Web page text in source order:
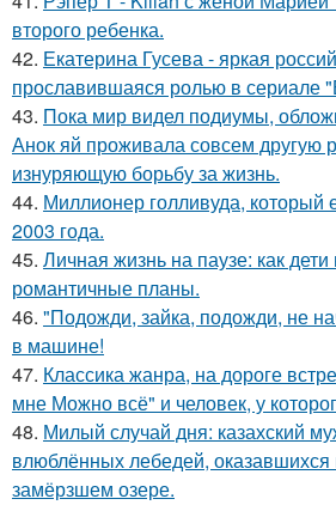
второго ребенка.
42. Екатерина Гусева - яркая
прославившаяся ролью в сериале
43. Пока мир видел подиумы,
Анок яй проживала совсем другую
изнуряющую борьбу за жизнь.
44. Миллионер голливуда, который
2003 года.
45. Личная жизнь на паузе: как
романтичные планы.
46. "Подожди, зайка, подожди, не
в машине!
47. Классика жанра, на дороге
мне Можно всё" и человек, у
48. Милый случай дня: казахский
влюблённых лебедей, оказавшихся
замёрзшем озере.